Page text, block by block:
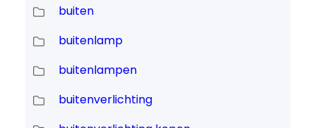
buiten
buitenlamp
buitenlampen
buitenverlichting